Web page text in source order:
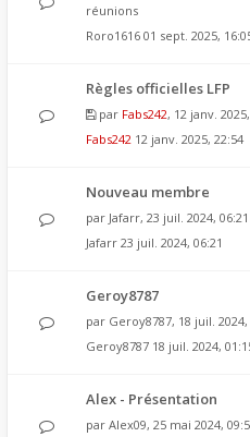
réunions
Roro1616 01 sept. 2025,
Règles officielles LFP
par Fabs242, 12 janv.
Fabs242 12 janv. 2025, 22:54
Nouveau membre
par Jafarr, 23 juil. 2024,
Jafarr 23 juil. 2024, 06:21
Geroy8787
par Geroy8787, 18 juil.
Geroy8787 18 juil. 2024,
Alex - Présentation
par Alex09, 25 mai 2024,